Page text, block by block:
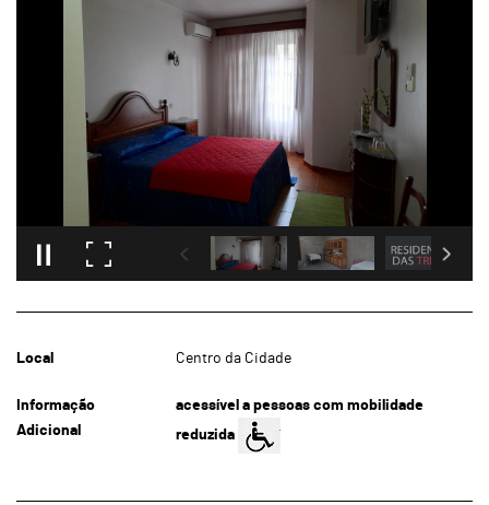
Local Centro da Cidade
Informação
Adicional
acessível a pessoas com mobilidade
reduzida